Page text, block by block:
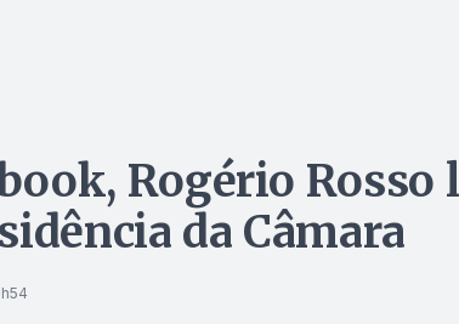
Rogério Rosso
da Câmara